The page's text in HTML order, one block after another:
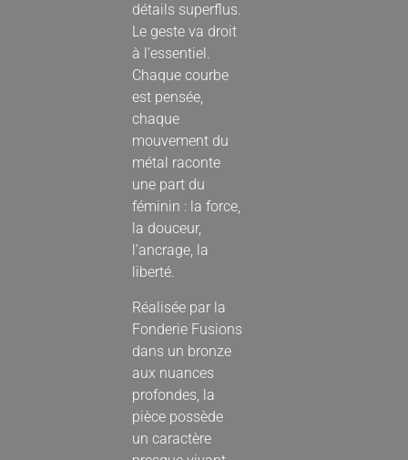
détails superflus.
Le geste va droit
à l’essentiel.
Chaque courbe
est pensée,
chaque
mouvement du
métal raconte
une part du
féminin : la force,
la douceur,
l’ancrage, la
liberté.
Réalisée par la
Fonderie Fusions
dans un bronze
aux nuances
profondes, la
pièce possède
un caractère